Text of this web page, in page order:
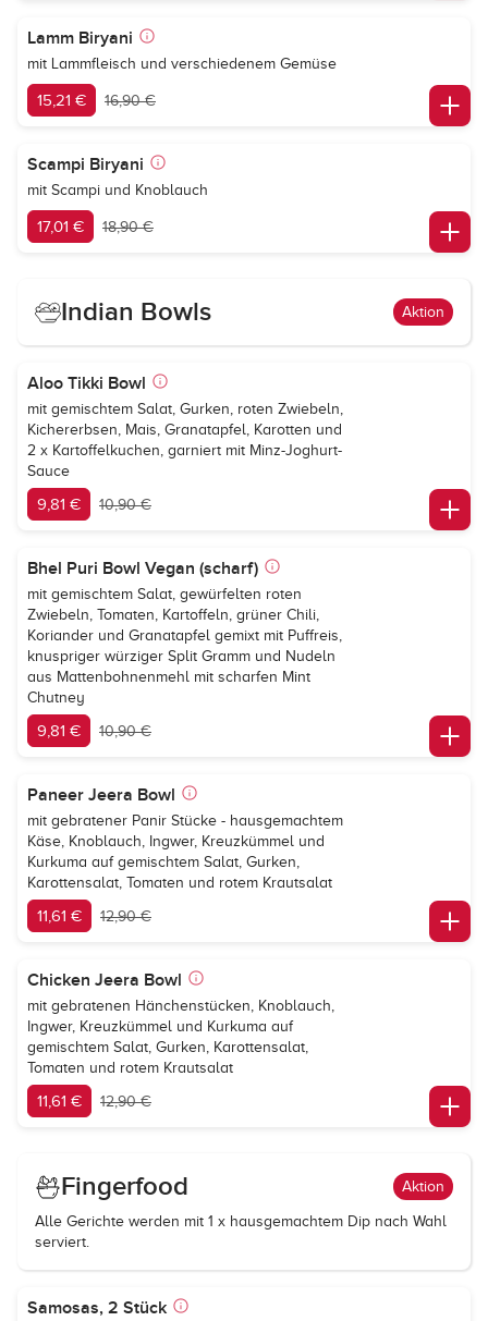
Lamm Biryani
mit Lammfleisch und verschiedenem Gemüse
15,21 € 16,90 €
Scampi Biryani
mit Scampi und Knoblauch
17,01 € 18,90 €
Indian Bowls Aktion
Aloo Tikki Bowl
mit gemischtem Salat, Gurken, roten Zwiebeln,
Kichererbsen, Mais, Granatapfel, Karotten und
2 x Kartoffelkuchen, garniert mit Minz-Joghurt-
Sauce
9,81 € 10,90 €
Bhel Puri Bowl Vegan (scharf)
mit gemischtem Salat, gewürfelten roten
Zwiebeln, Tomaten, Kartoffeln, grüner Chili,
Koriander und Granatapfel gemixt mit Puffreis,
knuspriger würziger Split Gramm und Nudeln
aus Mattenbohnenmehl mit scharfen Mint
Chutney
9,81 € 10,90 €
Paneer Jeera Bowl
mit gebratener Panir Stücke - hausgemachtem
Käse, Knoblauch, Ingwer, Kreuzkümmel und
Kurkuma auf gemischtem Salat, Gurken,
Karottensalat, Tomaten und rotem Krautsalat
11,61 € 12,90 €
Chicken Jeera Bowl
mit gebratenen Hänchenstücken, Knoblauch,
Ingwer, Kreuzkümmel und Kurkuma auf
gemischtem Salat, Gurken, Karottensalat,
Tomaten und rotem Krautsalat
11,61 € 12,90 €
Fingerfood Aktion
Alle Gerichte werden mit 1 x hausgemachtem Dip nach Wahl
serviert.
Samosas, 2 Stück